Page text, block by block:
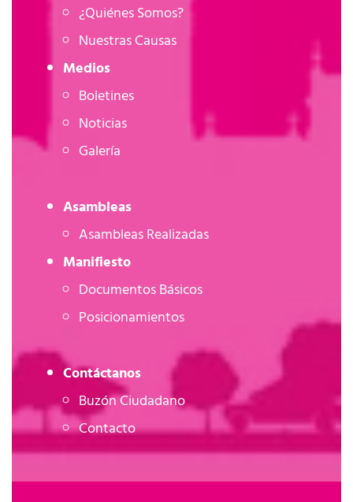
¿Quiénes Somos?
Nuestras Causas
Medios
Boletines
Noticias
Galería
Asambleas
Asambleas Realizadas
Manifiesto
Documentos Básicos
Posicionamientos
Contáctanos
Buzón Ciudadano
Contacto